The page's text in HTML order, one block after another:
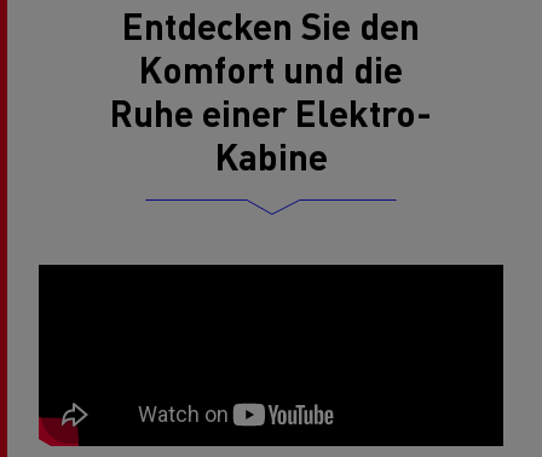
Entdecken Sie den
Komfort und die
Ruhe einer Elektro-
Kabine